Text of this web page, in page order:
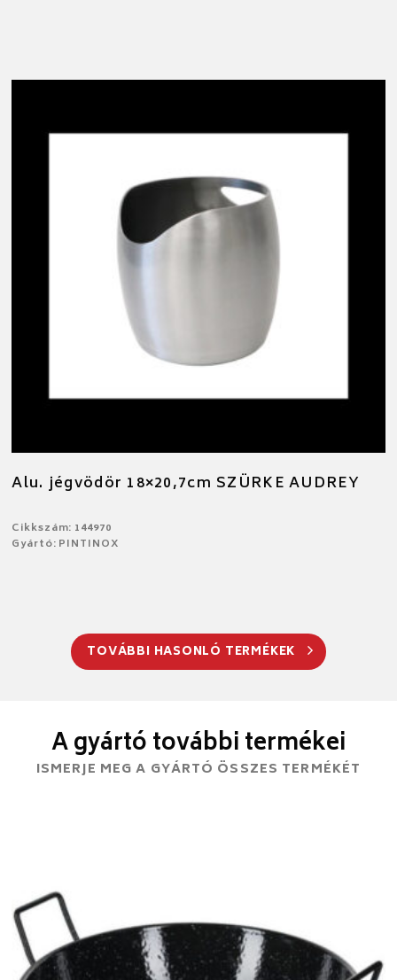
Alu. jégvödör 18×20,7cm SZÜRKE AUDREY
Cikkszám: 144970
Gyártó: PINTINOX
TOVÁBBI HASONLÓ TERMÉKEK
A gyártó további termékei
ISMERJE MEG A GYÁRTÓ ÖSSZES TERMÉKÉT